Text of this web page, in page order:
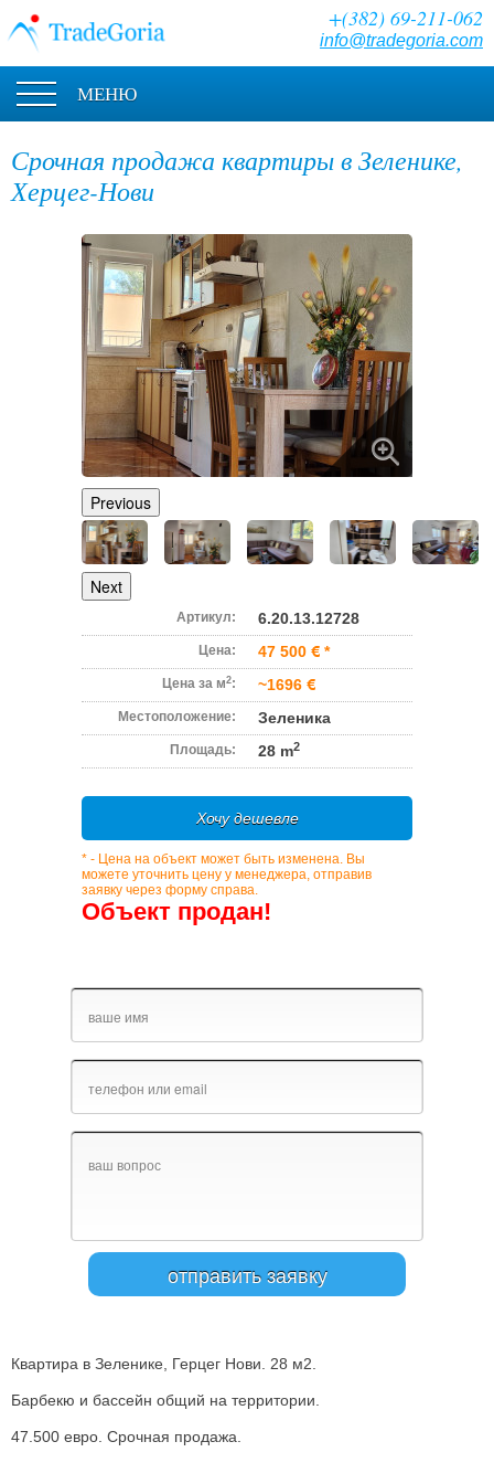
+(382) 69-211-062
info@tradegoria.com
МЕНЮ
Срочная продажа квартиры в Зеленике,
Херцег-Нови
Previous
Next
Артикул: 6.20.13.12728
Цена: 47 500 *
Цена за м2: ~1696
Местоположение: Зеленика
Площадь: 28 m2
Хочу дешевле
* - Цена на объект может быть изменена. Вы
можете уточнить цену у менеджера, отправив
заявку через форму справа.
Объект продан!
Квартира в Зеленике, Герцег Нови. 28 м2.
Барбекю и бассейн общий на территории.
47.500 евро. Срочная продажа.